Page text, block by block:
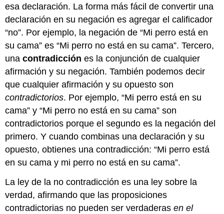
esa declaración. La forma más fácil de convertir una
declaración en su negación es agregar el calificador
“no”. Por ejemplo, la negación de “Mi perro está en
su cama” es “Mi perro no está en su cama”. Tercero,
unacontradicción es la conjunción de cualquier
afirmación y su negación. También podemos decir
que cualquier afirmación y su opuesto son
contradictorios. Por ejemplo, “Mi perro está en su
cama” y “Mi perro no está en su cama” son
contradictorios porque el segundo es la negación del
primero. Y cuando combinas una declaración y su
opuesto, obtienes una contradicción: “Mi perro está
en su cama y mi perro no está en su cama”.
La ley de la no contradicción es una ley sobre la
verdad, afirmando que las proposiciones
contradictorias no pueden ser verdaderasen el